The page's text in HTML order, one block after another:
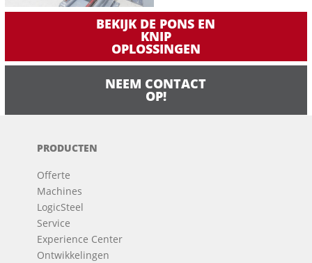
BEKIJK DE PONS EN
KNIP
OPLOSSINGEN
NEEM CONTACT
OP!
PRODUCTEN
Offerte
Machines
LogicSteel
Service
Experience Center
Ontwikkelingen